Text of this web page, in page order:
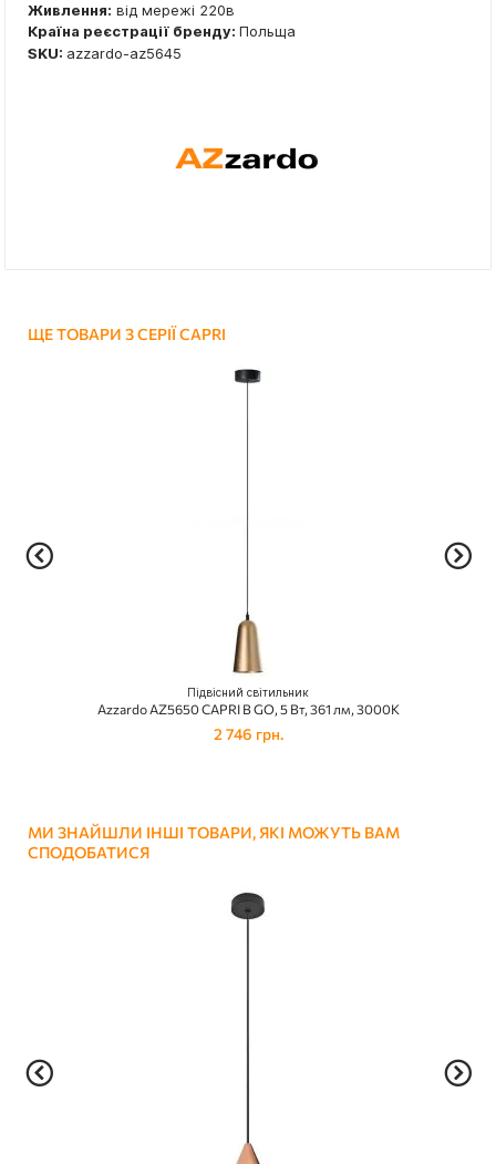
Живлення: від мережі 220в
Країна реєстрації бренду: Польща
SKU: azzardo-az5645
ЩЕ ТОВАРИ З СЕРІЇ CAPRI
Підвісний світильник
Azzardo AZ5650 CAPRI B GO, 5 Вт, 361 лм, 3000К
2 746 грн.
МИ ЗНАЙШЛИ ІНШІ ТОВАРИ, ЯКІ МОЖУТЬ ВАМ
СПОДОБАТИСЯ